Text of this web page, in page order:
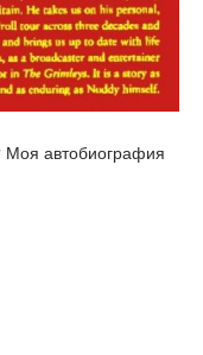
Моя автобиография